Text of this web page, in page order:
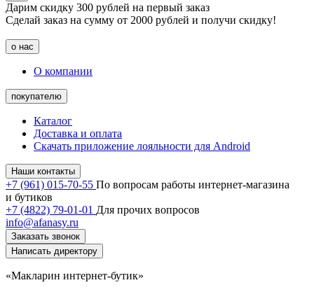
Дарим скидку 300 рублей на первый заказ
Сделай заказ на сумму от 2000 рублей и получи скидку!
о нас
О компании
покупателю
Каталог
Доставка и оплата
Скачать приложение лояльности для Android
Наши контакты
+7 (961) 015-70-55 По вопросам работы интернет-магазина
и бутиков
+7 (4822) 79-01-01 Для прочих вопросов
info@afanasy.ru
Заказать звонок
Написать директору
«Макларин интернет-бутик»